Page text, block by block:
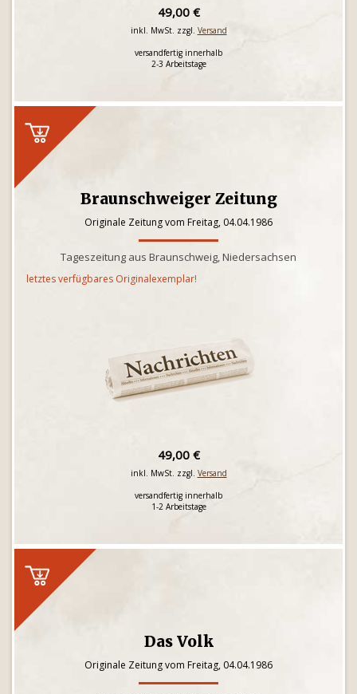
49,00 €
inkl. MwSt. zzgl. Versand
versandfertig innerhalb
2-3 Arbeitstage
Braunschweiger Zeitung
Originale Zeitung vom Freitag, 04.04.1986
Tageszeitung aus Braunschweig, Niedersachsen
letztes verfügbares Originalexemplar!
49,00 €
inkl. MwSt. zzgl. Versand
versandfertig innerhalb
1-2 Arbeitstage
Das Volk
Originale Zeitung vom Freitag, 04.04.1986